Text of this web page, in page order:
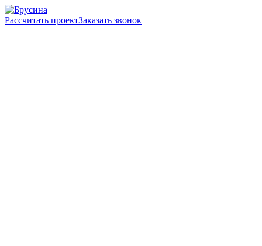
Рассчитать проектЗаказать звонок